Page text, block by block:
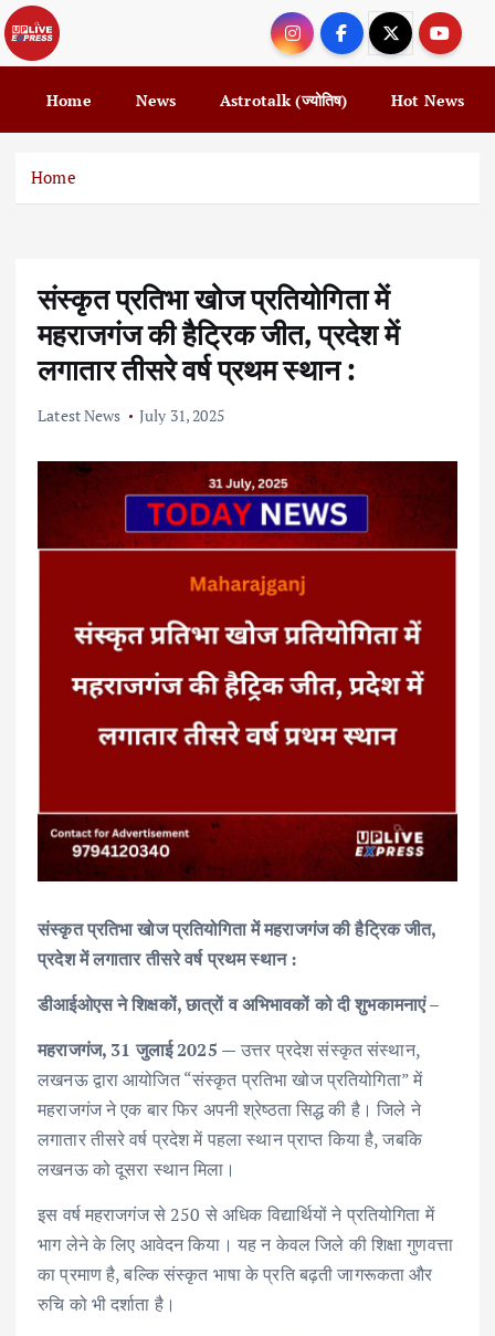
k
i
o
Home News Astrotalk (ज्योतिष) Hot News
Home
संस्कृत प्रतिभा खोज प्रतियोगिता में
महराजगंज की हैट्रिक जीत, प्रदेश में
लगातार तीसरे वर्ष प्रथम स्थान :
Latest News July 31, 2025
संस्कृत प्रतिभा खोज प्रतियोगिता में महराजगंज की हैट्रिक जीत,
प्रदेश में लगातार तीसरे वर्ष प्रथम स्थान :
डीआईओएस ने शिक्षकों, छात्रों व अभिभावकों को दी शुभकामनाएं –
महराजगंज, 31 जुलाई 2025 — उत्तर प्रदेश संस्कृत संस्थान,
लखनऊ द्वारा आयोजित “संस्कृत प्रतिभा खोज प्रतियोगिता” में
महराजगंज ने एक बार फिर अपनी श्रेष्ठता सिद्ध की है। जिले ने
लगातार तीसरे वर्ष प्रदेश में पहला स्थान प्राप्त किया है, जबकि
लखनऊ को दूसरा स्थान मिला।
इस वर्ष महराजगंज से 250 से अधिक विद्यार्थियों ने प्रतियोगिता में
भाग लेने के लिए आवेदन किया। यह न केवल जिले की शिक्षा गुणवत्ता
का प्रमाण है, बल्कि संस्कृत भाषा के प्रति बढ़ती जागरूकता और
रुचि को भी दर्शाता है।